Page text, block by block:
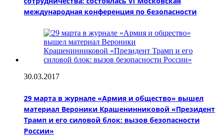
международная конференция по безопасности
30.03.2017
29 марта в журнале «Армия и общество» вышел
материал Вероники Крашенинниковой «Президент
Трамп и его силовой блок: вызов безопасности
России»